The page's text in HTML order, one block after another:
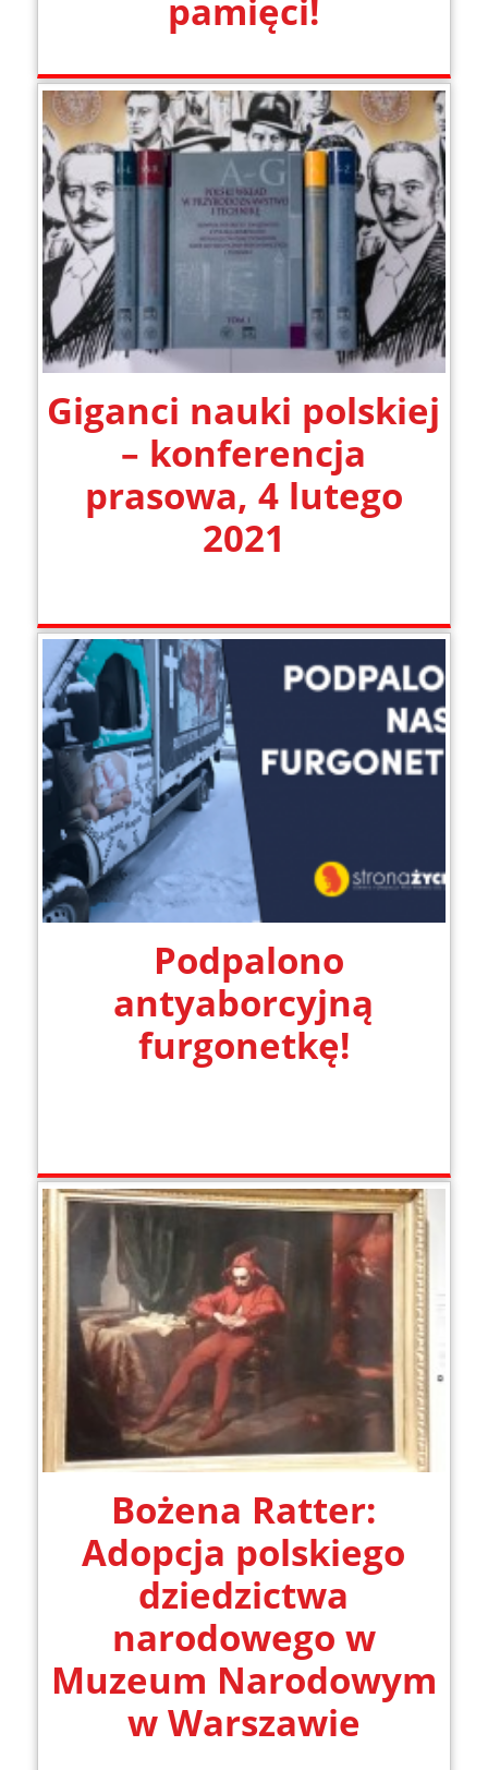
pamięci!
Giganci nauki polskiej
– konferencja
prasowa, 4 lutego
2021
Podpalono
antyaborcyjną
furgonetkę!
Bożena Ratter:
Adopcja polskiego
dziedzictwa
narodowego w
Muzeum Narodowym
w Warszawie